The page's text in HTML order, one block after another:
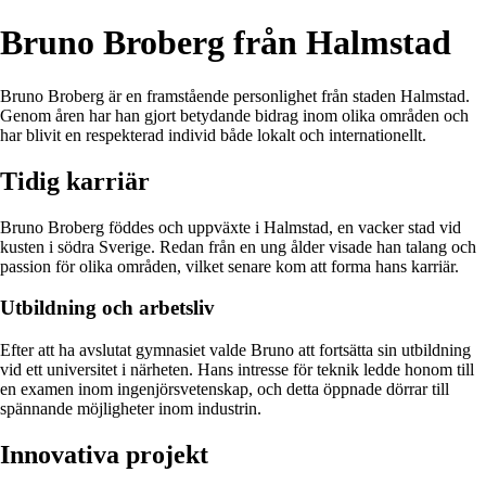
Bruno Broberg från Halmstad
Bruno Broberg är en framstående personlighet från staden Halmstad.
Genom åren har han gjort betydande bidrag inom olika områden och
har blivit en respekterad individ både lokalt och internationellt.
Tidig karriär
Bruno Broberg föddes och uppväxte i Halmstad, en vacker stad vid
kusten i södra Sverige. Redan från en ung ålder visade han talang och
passion för olika områden, vilket senare kom att forma hans karriär.
Utbildning och arbetsliv
Efter att ha avslutat gymnasiet valde Bruno att fortsätta sin utbildning
vid ett universitet i närheten. Hans intresse för teknik ledde honom till
en examen inom ingenjörsvetenskap, och detta öppnade dörrar till
spännande möjligheter inom industrin.
Innovativa projekt